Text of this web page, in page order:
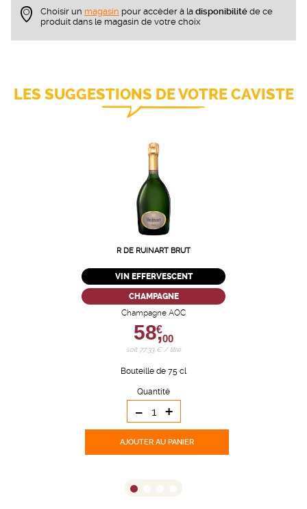
Choisir un magasin pour accèder à la disponibilité de ce
produit dans le magasin de votre choix
LES SUGGESTIONS DE VOTRE CAVISTE
R DE RUINART BRUT
VIN EFFERVESCENT
CHAMPAGNE
Champagne AOC
58,
€
00
soit 77,33 € / litre
Bouteille de 75 cl
Quantité
- +
AJOUTER AU PANIER